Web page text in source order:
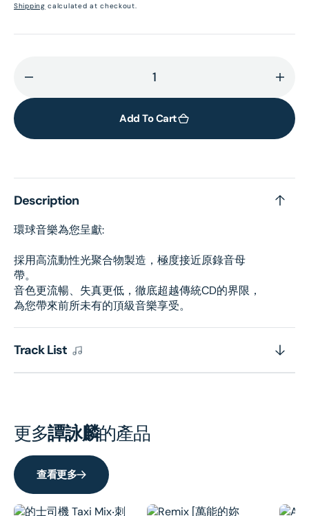
price
Shipping calculated at checkout.
quantity
迷
CD)
for
迷
CD)
Add To Cart
Description
環球音樂為您呈獻:
採用高流動性光聚合物製造，極度接近原錄音母
帶。
音色更流暢、失真更低，徹底超越傳統CD的界限，
為您帶來前所未有的頂級音樂享受。
Track List
更多譚詠麟的產品
查看更多